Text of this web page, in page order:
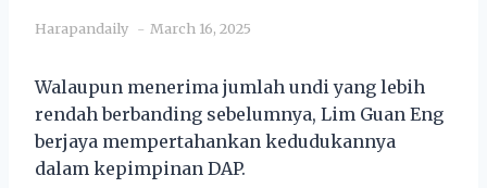
Harapandaily March 16, 2025
Walaupun menerima jumlah undi yang lebih
rendah berbanding sebelumnya, Lim Guan Eng
berjaya mempertahankan kedudukannya
dalam kepimpinan DAP.